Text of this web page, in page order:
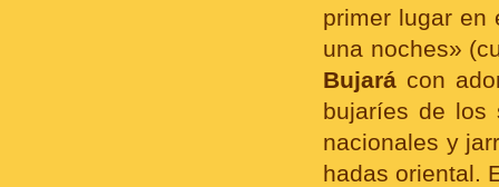
primer lugar en
una noches»
Bujará con
bujaríes de los
nacionales y
hadas oriental.